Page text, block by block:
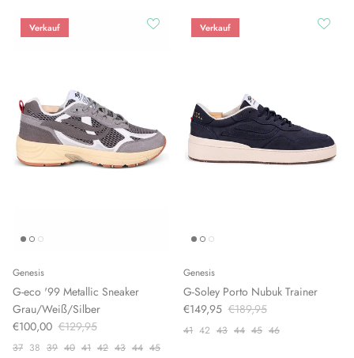
Verkauf
Genesis
G-eco '99 Metallic Sneaker
Grau/Weiß/Silber
€100,00 €129,95
37 38 39 40 41 42 43 44 45
Verkauf
Genesis
G-Soley Porto Nubuk Trainer
€149,95 €189,95
41 42 43 44 45 46